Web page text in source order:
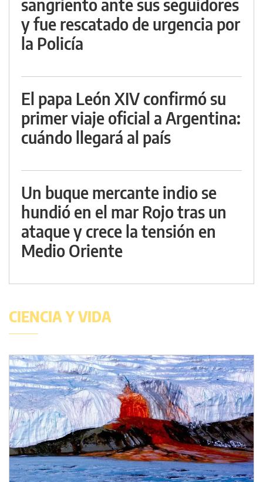
sangriento ante sus seguidores
y fue rescatado de urgencia por
la Policía
El papa León XIV confirmó su
primer viaje oficial a Argentina:
cuándo llegará al país
Un buque mercante indio se
hundió en el mar Rojo tras un
ataque y crece la tensión en
Medio Oriente
CIENCIA Y VIDA